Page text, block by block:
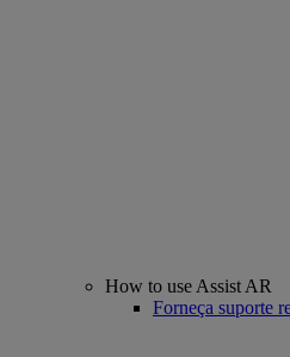
How to use Assist AR
Forneça suporte